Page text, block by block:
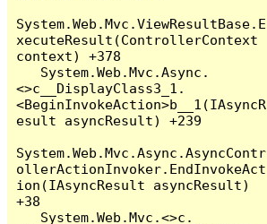
System.Web.Mvc.ViewResultBase.E
xecuteResult(ControllerContext
context) +378
<>c__DisplayClass3_1.
<BeginInvokeAction>b__1(IAsyncR
esult asyncResult) +239
System.Web.Mvc.Async.AsyncContr
ollerActionInvoker.EndInvokeAct
ion(IAsyncResult asyncResult)
+38